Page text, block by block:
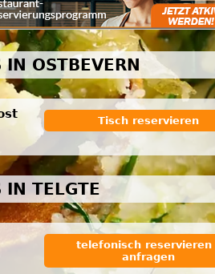
IN OSTBEVERN
Tisch reservieren
IN TELGTE
telefonisch reservieren
anfragen